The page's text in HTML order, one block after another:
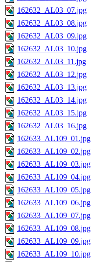
162632_AL03_07.jpg
162632_AL03_08.jpg
162632_AL03_09.jpg
162632_AL03_10.jpg
162632_AL03_11.jpg
162632_AL03_12.jpg
162632_AL03_13.jpg
162632_AL03_14.jpg
162632_AL03_15.jpg
162632_AL03_16.jpg
162633_AL109_01.jpg
162633_AL109_02.jpg
162633_AL109_03.jpg
162633_AL109_04.jpg
162633_AL109_05.jpg
162633_AL109_06.jpg
162633_AL109_07.jpg
162633_AL109_08.jpg
162633_AL109_09.jpg
162633_AL109_10.jpg